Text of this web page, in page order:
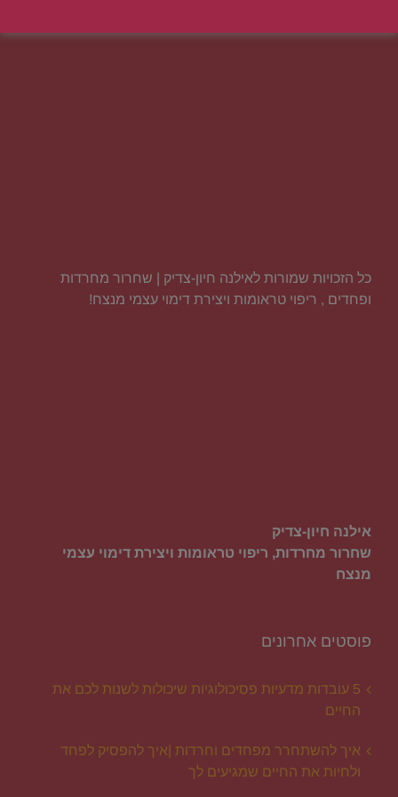
כל הזכויות שמורות לאילנה חיון-צדיק | שחרור מחרדות
ופחדים , ריפוי טראומות ויצירת דימוי עצמי מנצח!
אילנה חיון-צדיק
שחרור מחרדות, ריפוי טראומות ויצירת דימוי עצמי
מנצח
פוסטים אחרונים
5 עובדות מדעיות פסיכולוגיות שיכולות לשנות לכם את
החיים
איך להשתחרר מפחדים וחרדות |איך להפסיק לפחד
ולחיות את החיים שמגיעים לך